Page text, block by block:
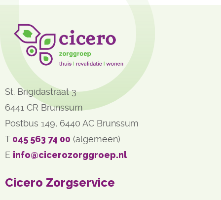
St. Brigidastraat 3
6441 CR Brunssum
Postbus 149, 6440 AC Brunssum
T 045 563 74 00 (algemeen)
E info@cicerozorggroep.nl
Cicero Zorgservice